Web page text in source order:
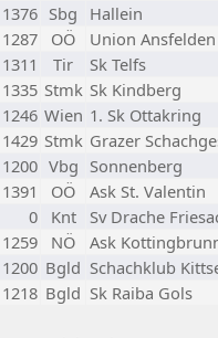
1376 Sbg
Hallein
1287 OÖ
Union Ansfelden
1311 Tir
Sk Telfs
1335 Stmk Sk Kindberg
1246 Wien 1. Sk Ottakring
1429 Stmk Grazer
1200 Vbg Sonnenberg
1391 OÖ
Ask St. Valentin
0 Knt
Sv Drache
1259 NÖ
Ask
1200 Bgld Schachklub
1218 Bgld Sk Raiba Gols